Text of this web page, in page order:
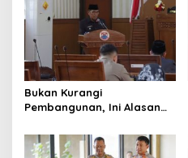
Bukan Kurangi
Pembangunan, Ini Alasan
Pengurangan Belanja
Daerah